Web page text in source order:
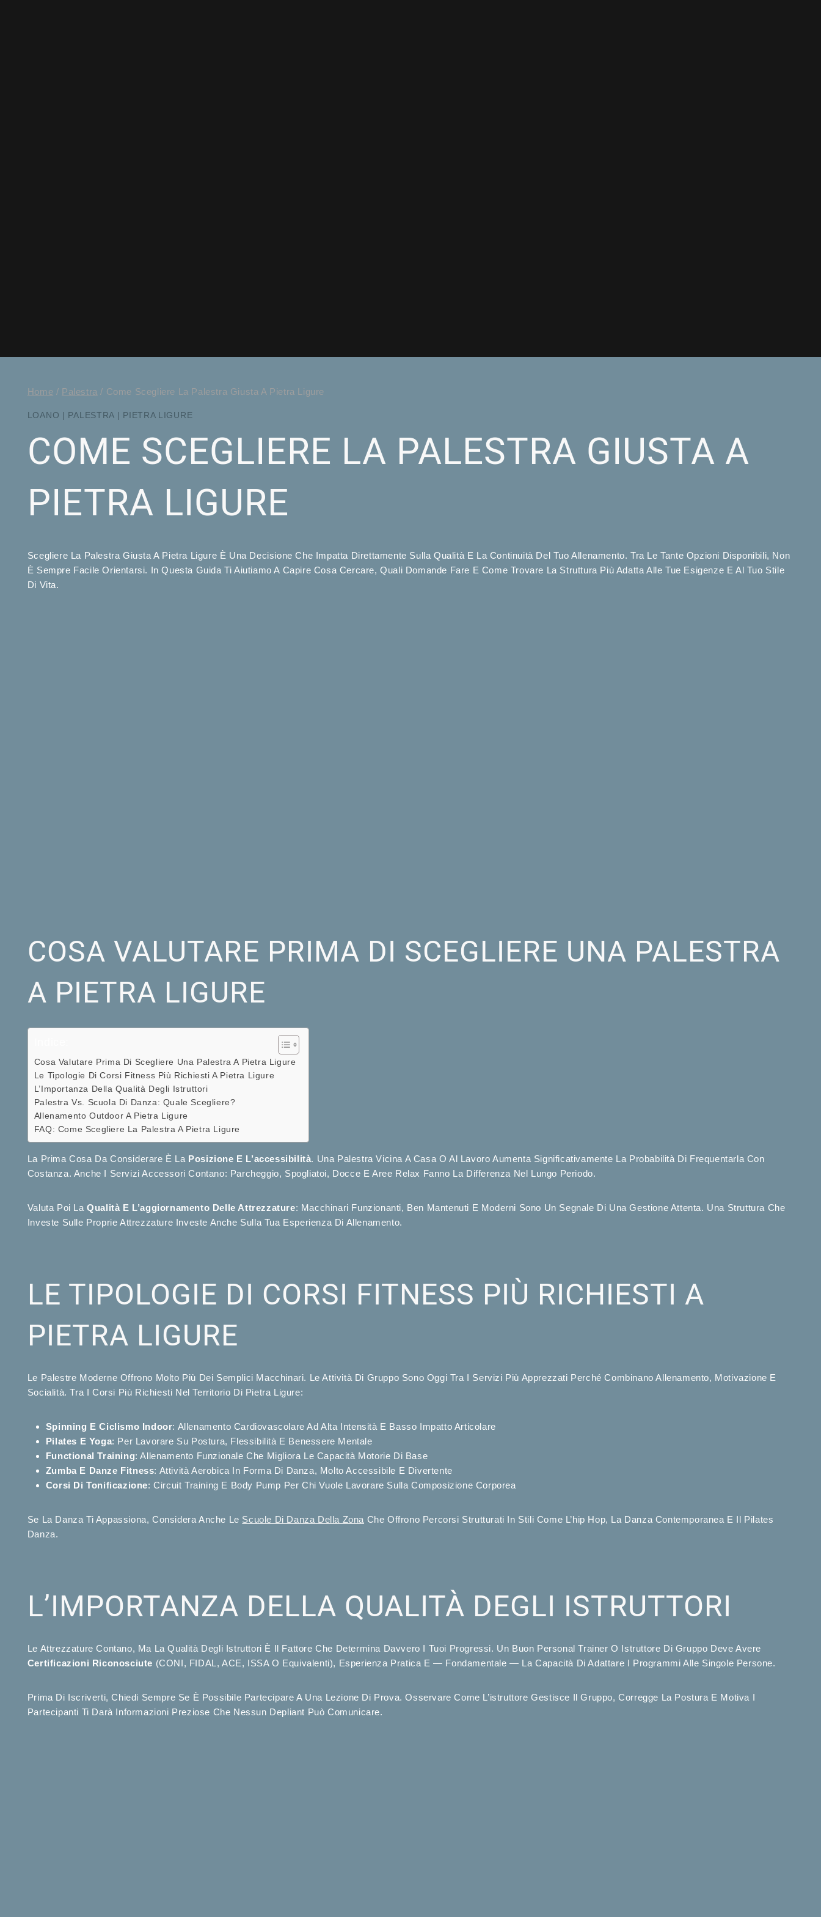
Home / Palestra / Come Scegliere La Palestra Giusta A Pietra Ligure
LOANO | PALESTRA | PIETRA LIGURE
COME SCEGLIERE LA PALESTRA GIUSTA A
PIETRA LIGURE
Scegliere La Palestra Giusta A Pietra Ligure È Una Decisione Che Impatta Direttamente Sulla Qualità E La Continuità Del Tuo Allenamento. Tra Le Tante Opzioni Disponibili, Non
È Sempre Facile Orientarsi. In Questa Guida Ti Aiutiamo A Capire Cosa Cercare, Quali Domande Fare E Come Trovare La Struttura Più Adatta Alle Tue Esigenze E Al Tuo Stile
Di Vita.
COSA VALUTARE PRIMA DI SCEGLIERE UNA PALESTRA
A PIETRA LIGURE
Cosa Valutare Prima Di Scegliere Una Palestra A Pietra Ligure
Le Tipologie Di Corsi Fitness Più Richiesti A Pietra Ligure
L’Importanza Della Qualità Degli Istruttori
Palestra Vs. Scuola Di Danza: Quale Scegliere?
Allenamento Outdoor A Pietra Ligure
FAQ: Come Scegliere La Palestra A Pietra Ligure
La Prima Cosa Da Considerare È La Posizione E L’accessibilità. Una Palestra Vicina A Casa O Al Lavoro Aumenta Significativamente La Probabilità Di Frequentarla Con
Costanza. Anche I Servizi Accessori Contano: Parcheggio, Spogliatoi, Docce E Aree Relax Fanno La Differenza Nel Lungo Periodo.
Valuta Poi LaQualità E L’aggiornamento Delle Attrezzature: Macchinari Funzionanti, Ben Mantenuti E Moderni Sono Un Segnale Di Una Gestione Attenta. Una Struttura Che
Investe Sulle Proprie Attrezzature Investe Anche Sulla Tua Esperienza Di Allenamento.
LE TIPOLOGIE DI CORSI FITNESS PIÙ RICHIESTI A
PIETRA LIGURE
Le Palestre Moderne Offrono Molto Più Dei Semplici Macchinari. Le Attività Di Gruppo Sono Oggi Tra I Servizi Più Apprezzati Perché Combinano Allenamento, Motivazione E
Socialità. Tra I Corsi Più Richiesti Nel Territorio Di Pietra Ligure:
Spinning E Ciclismo Indoor: Allenamento Cardiovascolare Ad Alta Intensità E Basso Impatto Articolare
Pilates E Yoga: Per Lavorare Su Postura, Flessibilità E Benessere Mentale
Functional Training: Allenamento Funzionale Che Migliora Le Capacità Motorie Di Base
Zumba E Danze Fitness: Attività Aerobica In Forma Di Danza, Molto Accessibile E Divertente
Corsi Di Tonificazione: Circuit Training E Body Pump Per Chi Vuole Lavorare Sulla Composizione Corporea
Se La Danza Ti Appassiona, Considera Anche Le Scuole Di Danza Della Zona Che Offrono Percorsi Strutturati In Stili Come L’hip Hop, La Danza Contemporanea E Il Pilates
Danza.
L’IMPORTANZA DELLA QUALITÀ DEGLI ISTRUTTORI
Le Attrezzature Contano, Ma La Qualità Degli Istruttori È Il Fattore Che Determina Davvero I Tuoi Progressi. Un Buon Personal Trainer O Istruttore Di Gruppo Deve Avere
Certificazioni Riconosciute (CONI, FIDAL, ACE, ISSA O Equivalenti), Esperienza Pratica E — Fondamentale — La Capacità Di Adattare I Programmi Alle Singole Persone.
Prima Di Iscriverti, Chiedi Sempre Se È Possibile Partecipare A Una Lezione Di Prova. Osservare Come L’istruttore Gestisce Il Gruppo, Corregge La Postura E Motiva I
Partecipanti Ti Darà Informazioni Preziose Che Nessun Depliant Può Comunicare.